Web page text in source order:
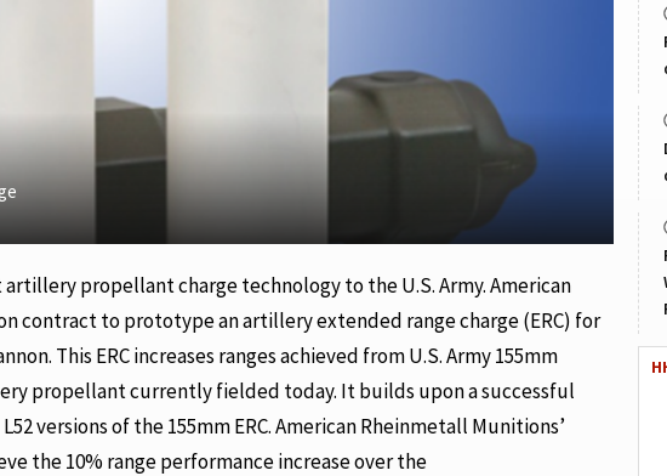
propellant charge technology to the U.S. Army. American
contract to prototype an artillery extended range charge (ERC) for
This ERC increases ranges achieved from U.S. Army 155mm
propellant currently fielded today. It builds upon a successful
versions of the 155mm ERC. American Rheinmetall Munitions’
the 10% range performance increase over the